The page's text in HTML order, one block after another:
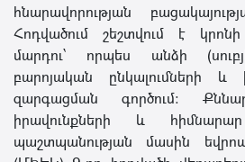
հնարավորության
Հոդվածում շեշտվում է
մարդու՝ որպես անձի
բարոյական ընկալումների և
զարգացման գործում։
իրավունքների և հիմնարար
պաշտպանության մասին